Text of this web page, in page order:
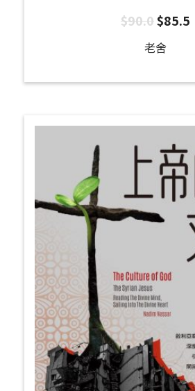
$90.0$85.5
老舍